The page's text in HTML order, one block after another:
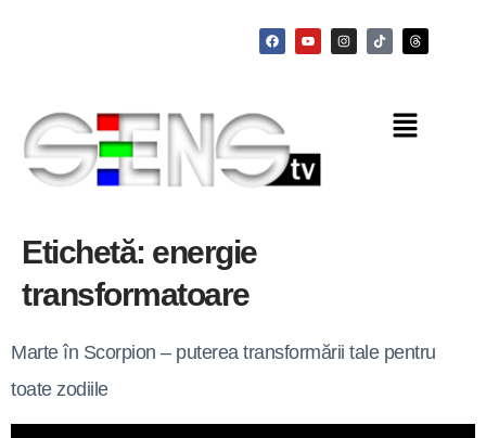
Etichetă: energie
transformatoare
Marte în Scorpion – puterea transformării tale pentru
toate zodiile